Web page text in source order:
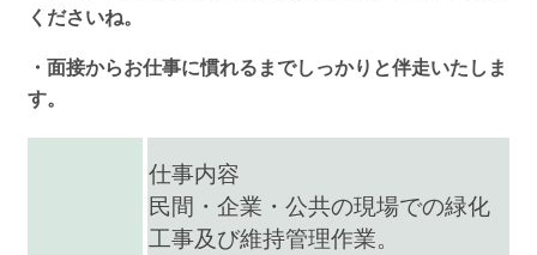
くださいね。
・面接からお仕事に慣れるまでしっかりと伴走いたしま
す。
仕事内容
民間・企業・公共の現場での緑化
工事及び維持管理作業。